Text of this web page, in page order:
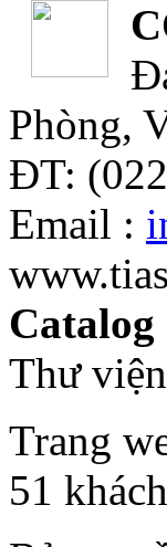
Phòng,
ĐT:
Email :
Catalog
Thư
Trang
51